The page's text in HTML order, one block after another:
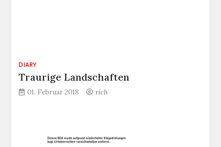
DIARY
Traurige Landschaften
01. Februar 2018 rich